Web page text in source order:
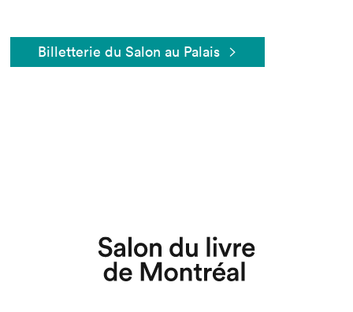
Que cherchez-vous?
Billetterie du Salon au Palais